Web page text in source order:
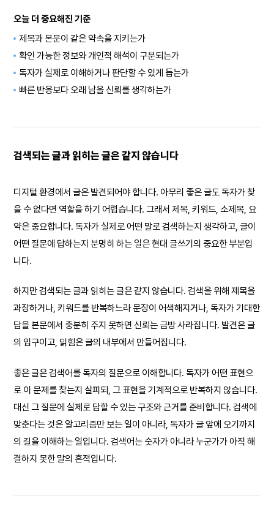
오늘 더 중요해진 기준
제목과 본문이 같은 약속을 지키는가
확인 가능한 정보와 개인적 해석이 구분되는가
독자가 실제로 이해하거나 판단할 수 있게 돕는가
빠른 반응보다 오래 남을 신뢰를 생각하는가
검색되는 글과 읽히는 글은 같지 않습니다
디지털 환경에서 글은 발견되어야 합니다. 아무리 좋은 글도 독자가 찾
을 수 없다면 역할을 하기 어렵습니다. 그래서 제목, 키워드, 소제목, 요
약은 중요합니다. 독자가 실제로 어떤 말로 검색하는지 생각하고, 글이
어떤 질문에 답하는지 분명히 하는 일은 현대 글쓰기의 중요한 부분입
니다.
하지만 검색되는 글과 읽히는 글은 같지 않습니다. 검색을 위해 제목을
과장하거나, 키워드를 반복하느라 문장이 어색해지거나, 독자가 기대한
답을 본문에서 충분히 주지 못하면 신뢰는 금방 사라집니다. 발견은 글
의 입구이고, 읽힘은 글의 내부에서 만들어집니다.
좋은 글은 검색어를 독자의 질문으로 이해합니다. 독자가 어떤 표현으
로 이 문제를 찾는지 살피되, 그 표현을 기계적으로 반복하지 않습니다.
대신 그 질문에 실제로 답할 수 있는 구조와 근거를 준비합니다. 검색에
맞춘다는 것은 알고리즘만 보는 일이 아니라, 독자가 글 앞에 오기까지
의 길을 이해하는 일입니다. 검색어는 숫자가 아니라 누군가가 아직 해
결하지 못한 말의 흔적입니다.